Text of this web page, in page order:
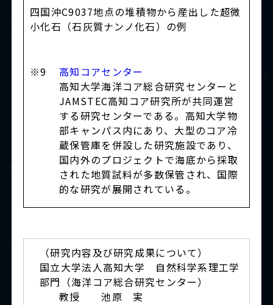
四国沖C9037地点の堆積物から産出した超微
小化石（石灰質ナンノ化石）の例
※9
高知コアセンター
高知大学海洋コア総合研究センターと
JAMSTEC高知コア研究所が共同運営
する研究センターである。高知大学物
部キャンパス内にあり、大型のコア冷
蔵保管庫を併設した研究施設であり、
国内外のプロジェクトで海底から採取
された地質試料が多数保管され、国際
的な研究が展開されている。
（研究内容及び研究成果について）
国立大学法人高知大学 自然科学系理工学
部門（海洋コア総合研究センター）
教授 池原 実